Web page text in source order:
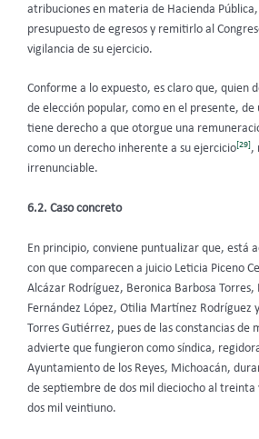
atribuciones en materia de Hacienda
presupuesto de egresos y remitirlo al
vigilancia de su ejercicio.
Conforme a lo expuesto, es claro que, quien
de elección popular, como en el presente,
tiene derecho a que otorgue una
como un derecho inherente a su ejercicio[29],
irrenunciable.
6.2. Caso concreto
En principio, conviene puntualizar que, está
con que comparecen a juicio Leticia Piceno
Alcázar Rodríguez, Beronica Barbosa Torres,
Fernández López, Otilia Martínez Rodríguez
Torres Gutiérrez, pues de las constancias de
advierte que fungieron como síndica,
Ayuntamiento de los Reyes, Michoacán,
de septiembre de dos mil dieciocho al treinta
dos mil veintiuno.